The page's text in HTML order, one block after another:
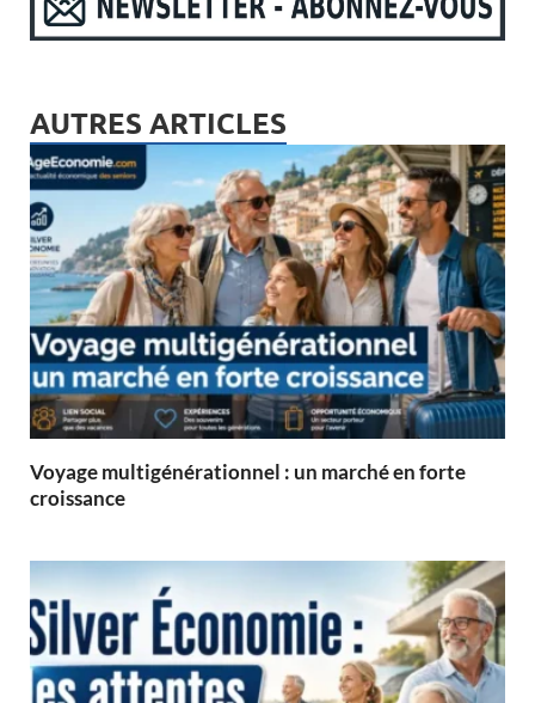
AUTRES ARTICLES
Voyage multigénérationnel : un marché en forte
croissance